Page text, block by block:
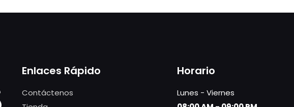
Enlaces Rápido
Contáctenos
Horario
Lunes - Viernes